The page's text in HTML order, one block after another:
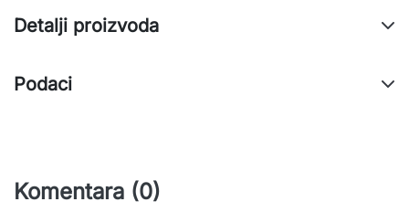
Detalji proizvoda
Podaci
Komentara (0)